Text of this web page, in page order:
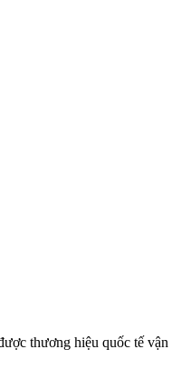
thương hiệu quốc tế vận